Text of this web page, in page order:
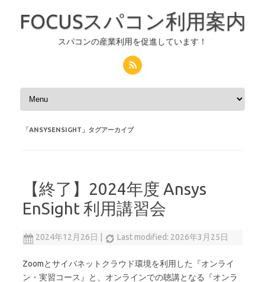
FOCUSスパコン利用案内
スパコンの産業利用を促進しています！
コンテンツへスキップ
「ANSYSENSIGHT 」タグアーカイブ
【終了】2024年度 Ansys
EnSight 利用講習会
2024年12月26日 Last modified: 2026年3月25日
Zoomとサイバネットクラウド環境を利用した『オンライ
ン・実習コース』と、オンラインでの聴講となる『オンラ